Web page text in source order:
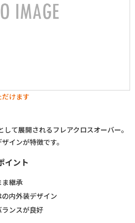
けます
て展開されるフレアクロスオーバー。
インが特徴です。
イント
ま継承
内外装デザイン
ンスが良好